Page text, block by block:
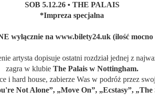
SOB 5.12.26 • THE PALAIS
*Impreza specjalna
wyłącznie na www.bilety24.uk (ilość mocno
artysta dopisuje ostatni rozdział jednej z
zagra w klubie The Palais w Nottingham.
i hard house, zabierze Was w podróż przez
Not Alone”, „Move On”, „Ecstasy”,